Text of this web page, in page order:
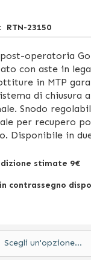
RTN-23150
operatoria
con aste in
in MTP
di chiusura
Snodo
per recupero
Disponibile in
stimate 9€
contrassegno